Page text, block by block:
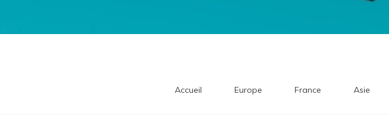
Accueil Europe France Asie